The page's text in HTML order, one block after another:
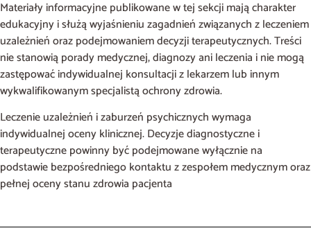
Materiały informacyjne publikowane w tej sekcji mają charakter
edukacyjny i służą wyjaśnieniu zagadnień związanych z leczeniem
uzależnień oraz podejmowaniem decyzji terapeutycznych. Treści
nie stanowią porady medycznej, diagnozy ani leczenia i nie mogą
zastępować indywidualnej konsultacji z lekarzem lub innym
wykwalifikowanym specjalistą ochrony zdrowia.
Leczenie uzależnień i zaburzeń psychicznych wymaga
indywidualnej oceny klinicznej. Decyzje diagnostyczne i
terapeutyczne powinny być podejmowane wyłącznie na
podstawie bezpośredniego kontaktu z zespołem medycznym oraz
pełnej oceny stanu zdrowia pacjenta